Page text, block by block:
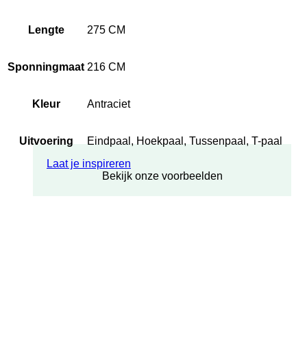
Laat je inspireren
Bekijk onze voorbeelden
Lengte 275 CM
Sponningmaat 216 CM
Kleur Antraciet
Uitvoering Eindpaal, Hoekpaal, Tussenpaal, T-paal